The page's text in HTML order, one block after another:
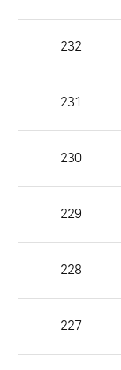
공
232
231
230
229
228
227